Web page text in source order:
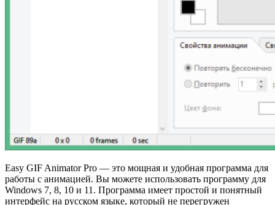
Easy GIF Animator Pro — это мощная и удобная программа для
работы с анимацией. Вы можете использовать программу для
Windows 7, 8, 10 и 11. Программа имеет простой и понятный
интерфейс на русском языке, который не перегружен